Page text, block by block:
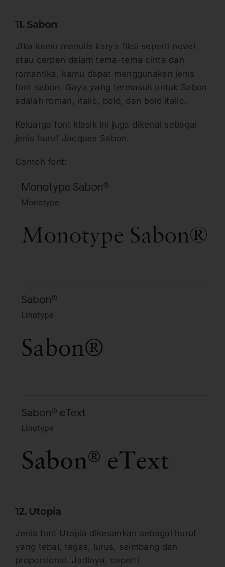
11. Sabon
JIka kamu menulis karya fiksi seperti novel
atau cerpen dalam tema-tema cinta dan
romantika, kamu dapat menggunakan jenis
font sabon. Gaya yang termasuk untuk Sabon
adalah roman, italic, bold, dan bold italic.
Keluarga font klasik ini juga dikenal sebagai
jenis huruf Jacques Sabon.
Contoh font:
12. Utopia
Jenis font Utopia dikesankan sebagai huruf
yang tebal, tegas, lurus, seimbang dan
proporsional. Jadinya, seperti